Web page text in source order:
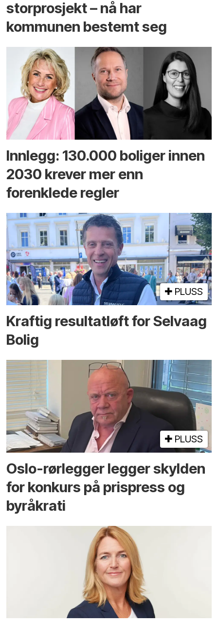
storprosjekt – nå har
kommunen bestemt seg
Innlegg: 130.000 boliger innen
2030 krever mer enn
forenklede regler
PLUSS
Kraftig resultatløft for Selvaag
Bolig
PLUSS
Oslo-rørlegger legger skylden
for konkurs på prispress og
byråkrati